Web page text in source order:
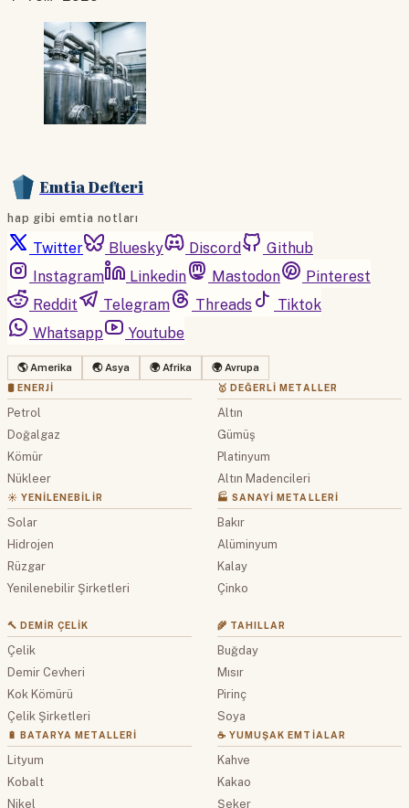
Emtia Defteri
hap gibi emtia notları
Twitter Bluesky Discord
Github
Instagram
Linkedin Mastodon
Pinterest
Reddit
Telegram Threads
Tiktok
Whatsapp
Youtube
🌎 Amerika 🌏 Asya 🌍 Afrika 🌍 Avrupa
🛢 ENERJI
Petrol
Doğalgaz
Kömür
Nükleer
☀️ YENILENEBILIR
Solar
Hidrojen
Rüzgar
Yenilenebilir Şirketleri
🥇 DEĞERLI METALLER
Altın
Gümüş
Platinyum
Altın Madencileri
🏭 SANAYI METALLERI
Bakır
Alüminyum
Kalay
Çinko
🔨 DEMIR ÇELIK
Çelik
Demir Cevheri
Kok Kömürü
Çelik Şirketleri
🔋 BATARYA METALLERI
Lityum
Kobalt
Nikel
🌾 TAHILLAR
Buğday
Mısır
Pirinç
Soya
☕ YUMUŞAK EMTIALAR
Kahve
Kakao
Şeker